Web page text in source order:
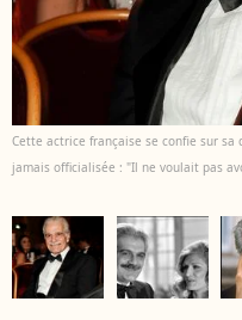
Cette actrice française se confie sur sa
jamais officialisée : "Il ne voulait pas